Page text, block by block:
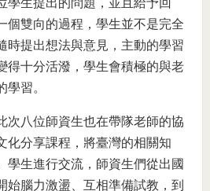
學生提出的問題，並且給予回
個雙向的過程，學生並不是完全
時提出想法與意見，主動的學習
得十分活潑，學生會積極的與老
學習。
次八位師資生也在帶隊老師的協
化分享課程，將臺灣的相關知
學生進行交流，師資生們從出國
始腦力激盪、互相準備試教，到